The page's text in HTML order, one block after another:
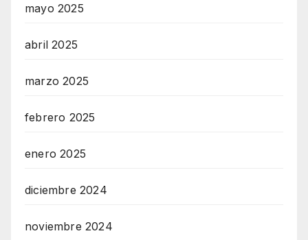
mayo 2025
abril 2025
marzo 2025
febrero 2025
enero 2025
diciembre 2024
noviembre 2024